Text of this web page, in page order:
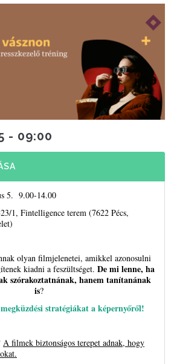
- 09:00
5. 9.00-14.00
1, Fintelligence terem (7622 Pécs,
olyan filmjelenetei, amikkel azonosulni
kiadni a feszültséget. De mi lenne, ha
szórakoztatnának, hanem tanítanának
is?
stratégiákat a képernyőről!
A filmek biztonságos terepet adnak, hogy